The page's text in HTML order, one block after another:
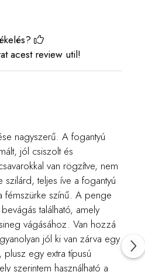
acest review util!
nagyszerű. A fogantyú
jól csiszolt és
van rögzítve, nem
teljes íve a fogantyú
fémszürke színű. A penge
található, amely
vágásához. Van hozzá
jól ki van zárva egy
egy extra típusú
szerintem használható a